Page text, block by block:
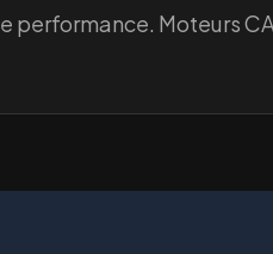
Moteurs